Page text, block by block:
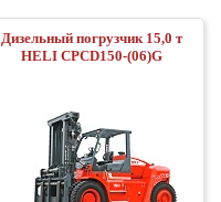
Дизельный погрузчик 15,0 т
HELI CPCD150-(06)G